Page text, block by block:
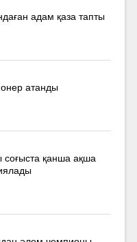
адам қаза тапты
атанды
қанша ақша